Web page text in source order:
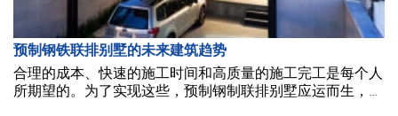
预制钢铁联排别墅的未来建筑趋势
合理的成本、快速的施工时间和高质量的施工完工是每个人
所期望的。为了实现这些，预制钢制联排别墅应运而生，使